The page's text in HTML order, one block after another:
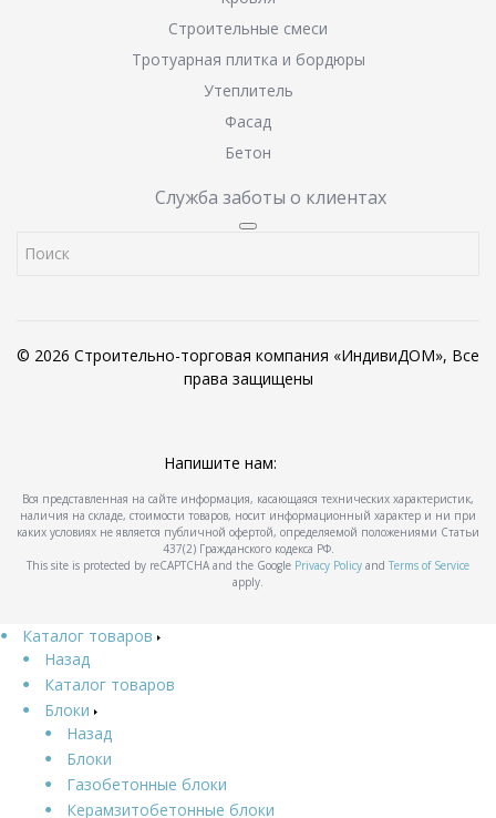
Строительные смеси
Тротуарная плитка и бордюры
Утеплитель
Фасад
Бетон
Служба заботы о клиентах
© 2026 Строительно-торговая компания «ИндивиДОМ», Все
права защищены
Напишите нам:
Вся представленная на сайте информация, касающаяся технических характеристик,
наличия на складе, стоимости товаров, носит информационный характер и ни при
каких условиях не является публичной офертой, определяемой положениями Статьи
437(2) Гражданского кодекса РФ.
This site is protected by reCAPTCHA and the Google Privacy Policy and Terms of Service
apply.
Каталог товаров
Назад
Каталог товаров
Блоки
Назад
Блоки
Газобетонные блоки
Керамзитобетонные блоки